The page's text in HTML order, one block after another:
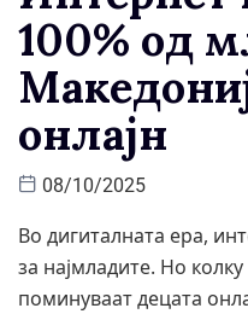
100% од
онлајн
08/10/2025
Во дигиталната ера,
за најмладите. Но
поминуваат децата